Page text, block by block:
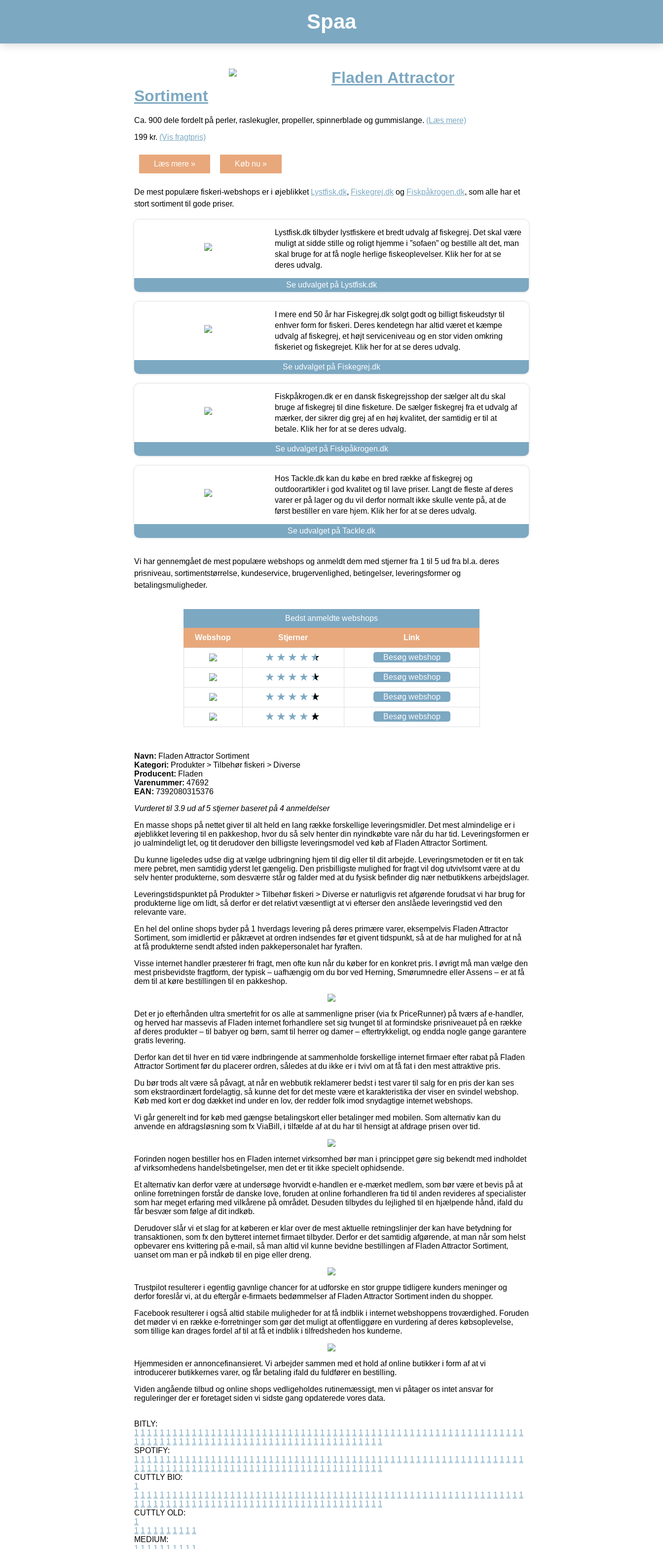
Spaa
Fladen Attractor
Sortiment
Ca. 900 dele fordelt på perler, raslekugler, propeller, spinnerblade og gummislange. (Læs mere)
199 kr. (Vis fragtpris)
Læs mere » Køb nu »
De mest populære fiskeri-webshops er i øjeblikket Lystfisk.dk, Fiskegrej.dk og Fiskpåkrogen.dk, som alle har et
stort sortiment til gode priser.
Lystfisk.dk tilbyder lystfiskere et bredt udvalg af fiskegrej. Det skal være
muligt at sidde stille og roligt hjemme i ”sofaen” og bestille alt det, man
skal bruge for at få nogle herlige fiskeoplevelser. Klik her for at se
deres udvalg.
Se udvalget på Lystfisk.dk
I mere end 50 år har Fiskegrej.dk solgt godt og billigt fiskeudstyr til
enhver form for fiskeri. Deres kendetegn har altid været et kæmpe
udvalg af fiskegrej, et højt serviceniveau og en stor viden omkring
fiskeriet og fiskegrejet. Klik her for at se deres udvalg.
Se udvalget på Fiskegrej.dk
Fiskpåkrogen.dk er en dansk fiskegrejsshop der sælger alt du skal
bruge af fiskegrej til dine fisketure. De sælger fiskegrej fra et udvalg af
mærker, der sikrer dig grej af en høj kvalitet, der samtidig er til at
betale. Klik her for at se deres udvalg.
Se udvalget på Fiskpåkrogen.dk
Hos Tackle.dk kan du købe en bred række af fiskegrej og
outdoorartikler i god kvalitet og til lave priser. Langt de fleste af deres
varer er på lager og du vil derfor normalt ikke skulle vente på, at de
først bestiller en vare hjem. Klik her for at se deres udvalg.
Se udvalget på Tackle.dk
Vi har gennemgået de mest populære webshops og anmeldt dem med stjerner fra 1 til 5 ud fra bl.a. deres
prisniveau, sortimentstørrelse, kundeservice, brugervenlighed, betingelser, leveringsformer og
betalingsmuligheder.
Bedst anmeldte webshops
Webshop Stjerner Link
Besøg webshop
Besøg webshop
Besøg webshop
Besøg webshop
Navn: Fladen Attractor Sortiment
Kategori: Produkter > Tilbehør fiskeri > Diverse
Producent: Fladen
Varenummer: 47692
EAN: 7392080315376
Vurderet til 3.9 ud af 5 stjerner baseret på 4 anmeldelser
En masse shops på nettet giver til alt held en lang række forskellige leveringsmidler. Det mest almindelige er i
øjeblikket levering til en pakkeshop, hvor du så selv henter din nyindkøbte vare når du har tid. Leveringsformen er
jo ualmindeligt let, og tit derudover den billigste leveringsmodel ved køb af Fladen Attractor Sortiment.
Du kunne ligeledes udse dig at vælge udbringning hjem til dig eller til dit arbejde. Leveringsmetoden er tit en tak
mere pebret, men samtidig yderst let gængelig. Den prisbilligste mulighed for fragt vil dog utvivlsomt være at du
selv henter produkterne, som desværre står og falder med at du fysisk befinder dig nær netbutikkens arbejdslager.
Leveringstidspunktet på Produkter > Tilbehør fiskeri > Diverse er naturligvis ret afgørende forudsat vi har brug for
produkterne lige om lidt, så derfor er det relativt væsentligt at vi efterser den anslåede leveringstid ved den
relevante vare.
En hel del online shops byder på 1 hverdags levering på deres primære varer, eksempelvis Fladen Attractor
Sortiment, som imidlertid er påkrævet at ordren indsendes før et givent tidspunkt, så at de har mulighed for at nå
at få produkterne sendt afsted inden pakkepersonalet har fyraften.
Visse internet handler præsterer fri fragt, men ofte kun når du køber for en konkret pris. I øvrigt må man vælge den
mest prisbevidste fragtform, der typisk – uafhængig om du bor ved Herning, Smørumnedre eller Assens – er at få
dem til at køre bestillingen til en pakkeshop.
Det er jo efterhånden ultra smertefrit for os alle at sammenligne priser (via fx PriceRunner) på tværs af e-handler,
og herved har massevis af Fladen internet forhandlere set sig tvunget til at formindske prisniveauet på en række
af deres produkter – til babyer og børn, samt til herrer og damer – eftertrykkeligt, og endda nogle gange garantere
gratis levering.
Derfor kan det til hver en tid være indbringende at sammenholde forskellige internet firmaer efter rabat på Fladen
Attractor Sortiment før du placerer ordren, således at du ikke er i tvivl om at få fat i den mest attraktive pris.
Du bør trods alt være så påvagt, at når en webbutik reklamerer bedst i test varer til salg for en pris der kan ses
som ekstraordinært fordelagtig, så kunne det for det meste være et karakteristika der viser en svindel webshop.
Køb med kort er dog dækket ind under en lov, der redder folk imod snydagtige internet webshops.
Vi går generelt ind for køb med gængse betalingskort eller betalinger med mobilen. Som alternativ kan du
anvende en afdragsløsning som fx ViaBill, i tilfælde af at du har til hensigt at afdrage prisen over tid.
Forinden nogen bestiller hos en Fladen internet virksomhed bør man i princippet gøre sig bekendt med indholdet
af virksomhedens handelsbetingelser, men det er tit ikke specielt ophidsende.
Et alternativ kan derfor være at undersøge hvorvidt e-handlen er e-mærket medlem, som bør være et bevis på at
online forretningen forstår de danske love, foruden at online forhandleren fra tid til anden revideres af specialister
som har meget erfaring med vilkårene på området. Desuden tilbydes du lejlighed til en hjælpende hånd, ifald du
får besvær som følge af dit indkøb.
Derudover slår vi et slag for at køberen er klar over de mest aktuelle retningslinjer der kan have betydning for
transaktionen, som fx den bytteret internet firmaet tilbyder. Derfor er det samtidig afgørende, at man når som helst
opbevarer ens kvittering på e-mail, så man altid vil kunne bevidne bestillingen af Fladen Attractor Sortiment,
uanset om man er på indkøb til en pige eller dreng.
Trustpilot resulterer i egentlig gavnlige chancer for at udforske en stor gruppe tidligere kunders meninger og
derfor foreslår vi, at du eftergår e-firmaets bedømmelser af Fladen Attractor Sortiment inden du shopper.
Facebook resulterer i også altid stabile muligheder for at få indblik i internet webshoppens troværdighed. Foruden
det møder vi en række e-forretninger som gør det muligt at offentliggøre en vurdering af deres købsoplevelse,
som tillige kan drages fordel af til at få et indblik i tilfredsheden hos kunderne.
Hjemmesiden er annoncefinansieret. Vi arbejder sammen med et hold af online butikker i form af at vi
introducerer butikkernes varer, og får betaling ifald du fuldfører en bestilling.
Viden angående tilbud og online shops vedligeholdes rutinemæssigt, men vi påtager os intet ansvar for
reguleringer der er foretaget siden vi sidste gang opdaterede vores data.
BITLY:
1 1 1 1 1 1 1 1 1 1 1 1 1 1 1 1 1 1 1 1 1 1 1 1 1 1 1 1 1 1 1 1 1 1 1 1 1 1 1 1 1 1 1 1 1 1 1 1 1 1 1 1 1 1 1 1 1 1 1 1 1
1 1 1 1 1 1 1 1 1 1 1 1 1 1 1 1 1 1 1 1 1 1 1 1 1 1 1 1 1 1 1 1 1 1 1 1 1 1 1
SPOTIFY:
1 1 1 1 1 1 1 1 1 1 1 1 1 1 1 1 1 1 1 1 1 1 1 1 1 1 1 1 1 1 1 1 1 1 1 1 1 1 1 1 1 1 1 1 1 1 1 1 1 1 1 1 1 1 1 1 1 1 1 1 1
1 1 1 1 1 1 1 1 1 1 1 1 1 1 1 1 1 1 1 1 1 1 1 1 1 1 1 1 1 1 1 1 1 1 1 1 1 1 1
CUTTLY BIO:
1
1 1 1 1 1 1 1 1 1 1 1 1 1 1 1 1 1 1 1 1 1 1 1 1 1 1 1 1 1 1 1 1 1 1 1 1 1 1 1 1 1 1 1 1 1 1 1 1 1 1 1 1 1 1 1 1 1 1 1 1 1
1 1 1 1 1 1 1 1 1 1 1 1 1 1 1 1 1 1 1 1 1 1 1 1 1 1 1 1 1 1 1 1 1 1 1 1 1 1 1
CUTTLY OLD:
1
1 1 1 1 1 1 1 1 1 1
MEDIUM: